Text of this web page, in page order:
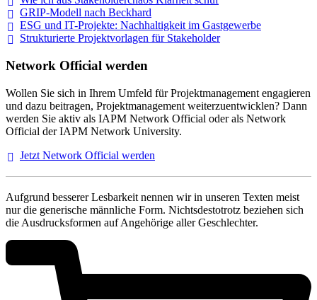
GRIP-Modell nach Beckhard
ESG und IT-Projekte: Nachhaltigkeit im Gastgewerbe
Strukturierte Projektvorlagen für Stakeholder
Network Official werden
Wollen Sie sich in Ihrem Umfeld für Projektmanagement engagieren
und dazu beitragen, Projektmanagement weiterzuentwicklen? Dann
werden Sie aktiv als IAPM Network Official oder als Network
Official der IAPM Network University.
Jetzt Network Official werden
Aufgrund besserer Lesbarkeit nennen wir in unseren Texten meist
nur die generische männliche Form. Nichtsdestotrotz beziehen sich
die Ausdrucksformen auf Angehörige aller Geschlechter.